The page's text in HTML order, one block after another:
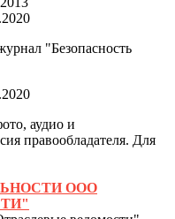
"Безопасность
аудио и
правообладателя. Для
ООО